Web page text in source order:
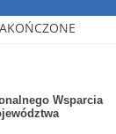
Wsparcia